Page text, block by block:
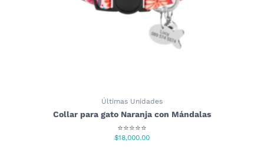
Últimas Unidades
Collar para gato Naranja con Mándalas
⭐⭐⭐⭐⭐
$18,000.00